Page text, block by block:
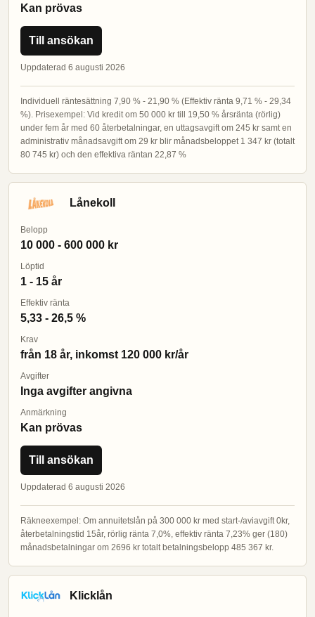
Kan prövas
Till ansökan
Uppdaterad 6 augusti 2026
Individuell räntesättning 7,90 % - 21,90 % (Effektiv ränta 9,71 % - 29,34
%). Prisexempel: Vid kredit om 50 000 kr till 19,50 % årsränta (rörlig)
under fem år med 60 återbetalningar, en uttagsavgift om 245 kr samt en
administrativ månadsavgift om 29 kr blir månadsbeloppet 1 347 kr (totalt
80 745 kr) och den effektiva räntan 22,87 %
Lånekoll
Belopp
10 000 - 600 000 kr
Löptid
1 - 15 år
Effektiv ränta
5,33 - 26,5 %
Krav
från 18 år, inkomst 120 000 kr/år
Avgifter
Inga avgifter angivna
Anmärkning
Kan prövas
Till ansökan
Uppdaterad 6 augusti 2026
Räkneexempel: Om annuitetslån på 300 000 kr med start-/aviavgift 0kr,
återbetalningstid 15år, rörlig ränta 7,0%, effektiv ränta 7,23% ger (180)
månadsbetalningar om 2696 kr totalt betalningsbelopp 485 367 kr.
Klicklån